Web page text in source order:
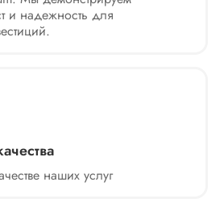
и надежность для
наших услуг